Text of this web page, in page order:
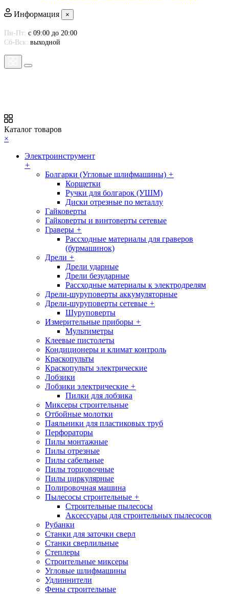
Информация ×
Пн-Пт: с 09:00 до 20:00
Сб-Вск: выходной
Каталог товаров
×
Электроинструмент
+
Болгарки (Угловые шлифмашины) +
Корщетки
Ручки для болгарок (УШМ)
Диски отрезные по металлу
Гайковерты
Гайковерты и винтоверты сетевые
Граверы +
Рассходные материалы для граверов
(бурмашинок)
Дрели +
Дрели ударные
Дрели безударные
Рассходные материалы к электродрелям
Дрели-шуруповерты аккумуляторные
Дрели-шуруповерты сетевые +
Шуруповерты
Измерительные приборы +
Мультиметры
Клеевые пистолеты
Кондиционеры и климат контроль
Краскопульты
Краскопульты электрические
Лобзики
Лобзики электрические +
Пилки для лобзика
Миксеры строительные
Отбойные молотки
Паяльники для пластиковых труб
Перфораторы
Пилы монтажные
Пилы отрезные
Пилы сабельные
Пилы торцовочные
Пилы циркулярные
Полировочная машина
Пылесосы строительные +
Строительные пылесосы
Аксессуары для строительных пылесосов
Рубанки
Станки для заточки сверл
Станки сверлильные
Степлеры
Строительные миксеры
Угловые шлифмашины
Удлиннители
Фены строительные